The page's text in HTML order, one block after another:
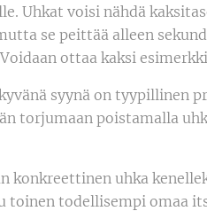
Uhkat voisi nähdä
se peittää alleen
ottaa kaksi
syynä on tyypillinen
torjumaan poistamalla
konkreettinen uhka
todellisempi omaa